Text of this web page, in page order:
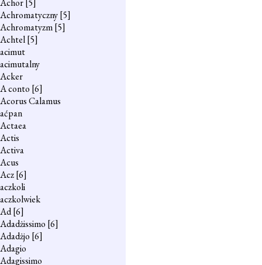
Achor[5]
Achromatyczny[5]
Achromatyzm[5]
Achtel[5]
acimut
acimutalny
Acker
A conto [6]
Acorus Calamus
aćpan
Actaea
Actis
Activa
Acus
Acz[6]
aczkoli
aczkolwiek
Ad[6]
Adadżissimo [6]
Adadżjo [6]
Adagio
Adagissimo